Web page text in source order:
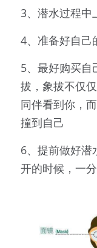
3、潜水过程中
4、准备好自己
5、最好购买自
拔，象拔不仅
同伴看到你，
撞到自己
6、提前做好潜
开的时候，一